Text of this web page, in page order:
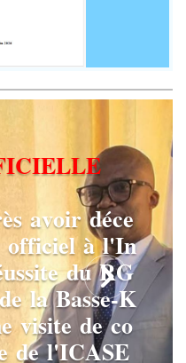
ICIELLE
è i r déce
officiel à l'In
ussite du RG
de la Basse-K
e visite de co
de l'ICASE